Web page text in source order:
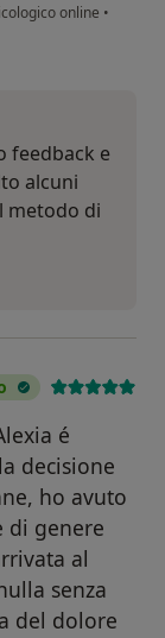
online •
feedback e
alcuni
metodo di
é
decisione
ho avuto
di genere
al
senza
del dolore